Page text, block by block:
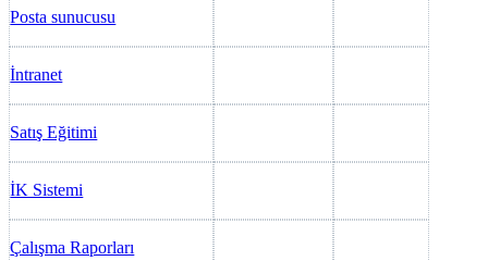
Posta sunucusu
İntranet
Satış Eğitimi
İK Sistemi
Çalışma Raporları